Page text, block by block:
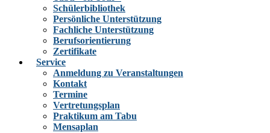
Schülerbibliothek
Persönliche Unterstützung
Fachliche Unterstützung
Berufsorientierung
Zertifikate
Service
Anmeldung zu Veranstaltungen
Kontakt
Termine
Vertretungsplan
Praktikum am Tabu
Mensaplan